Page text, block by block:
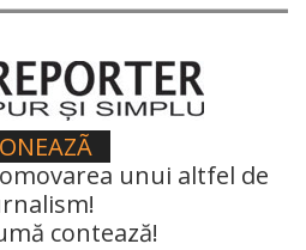
unui altfel de
contează!